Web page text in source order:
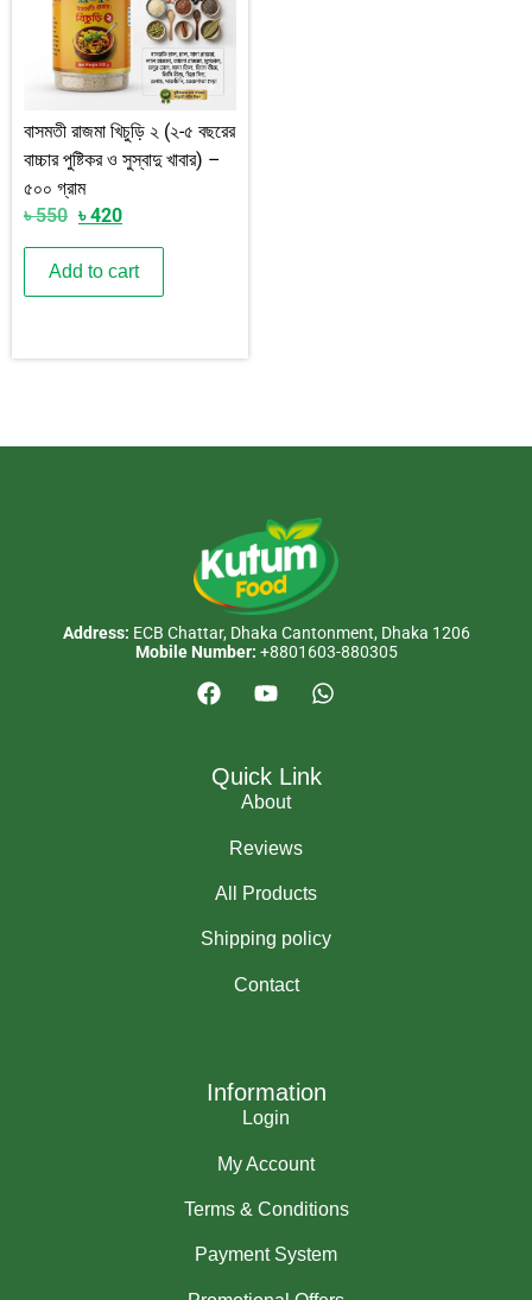
বাসমতী রাজমা খিচুড়ি ২ (২-৫ বছরের
বাচ্চার পুষ্টিকর ও সুস্বাদু খাবার) –
৫০০ গ্রাম
৳550 ৳420
Add to cart
Address: ECB Chattar, Dhaka Cantonment, Dhaka 1206
Mobile Number: +8801603-880305
Quick Link
About
Reviews
All Products
Shipping policy
Contact
Information
Login
My Account
Terms & Conditions
Payment System